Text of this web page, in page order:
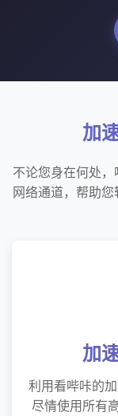
加
不论您身在何处
网络通道，帮助您
加
利用看哔咔的
尽情使用所有